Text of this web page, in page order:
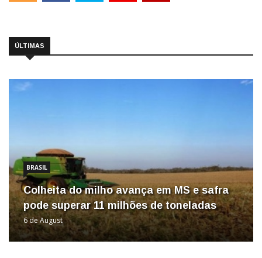
ÚLTIMAS
BRASIL
Colheita do milho avança em MS e safra
pode superar 11 milhões de toneladas
6 de August